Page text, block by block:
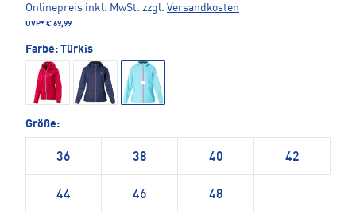
Onlinepreis inkl. MwSt. zzgl. Versandkosten
UVP* € 69,99
Farbe: Türkis
Größe:
36 38 40 42
44 46 48